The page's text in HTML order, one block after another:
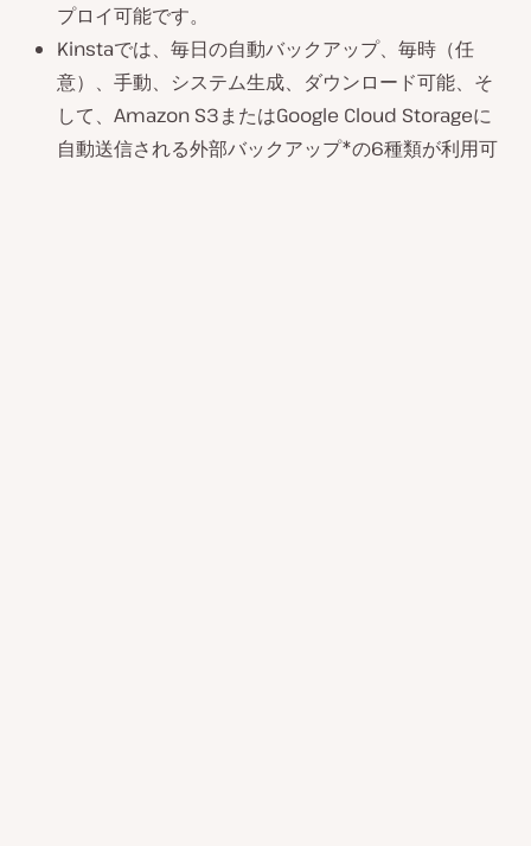
プロイ可能です。
Kinstaでは、毎日の自動バックアップ、毎時（任
意）、手動、システム生成、ダウンロード可能、そ
して、Amazon S3またはGoogle Cloud Storageに
自動送信される外部バックアップ*の6種類が利用可